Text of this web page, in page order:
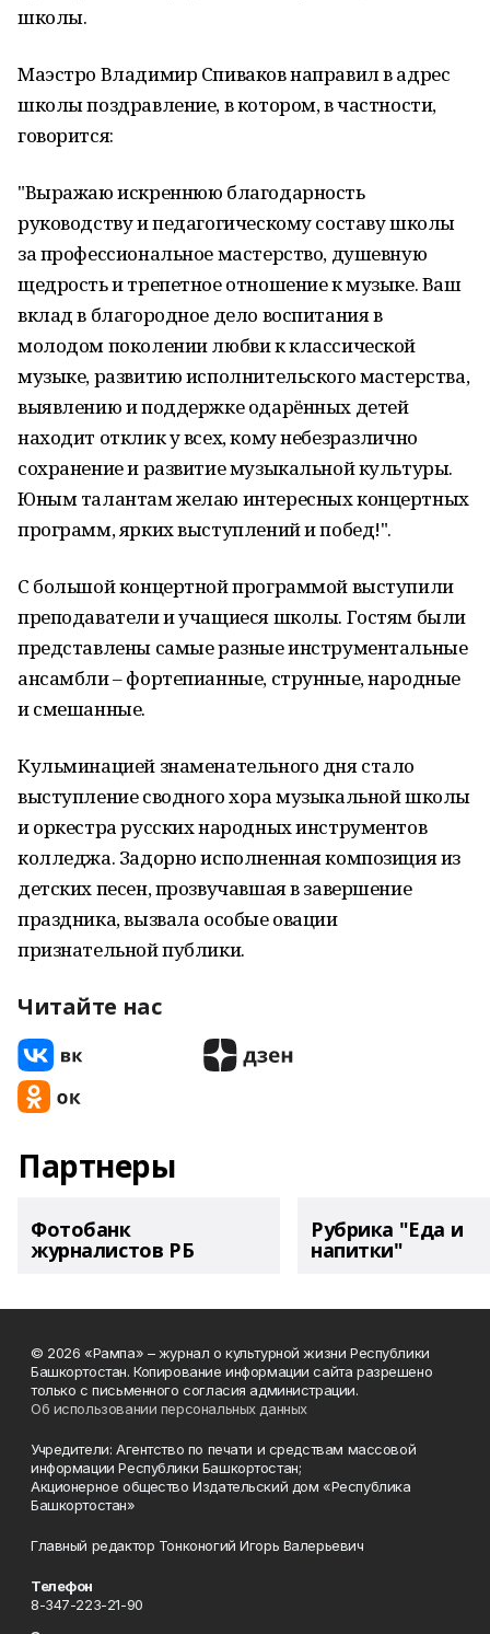
школы.
Маэстро Владимир Спиваков направил в адрес
школы поздравление, в котором, в частности,
говорится:
"Выражаю искреннюю благодарность
руководству и педагогическому составу школы
за профессиональное мастерство, душевную
щедрость и трепетное отношение к музыке. Ваш
вклад в благородное дело воспитания в
молодом поколении любви к классической
музыке, развитию исполнительского мастерства,
выявлению и поддержке одарённых детей
находит отклик у всех, кому небезразлично
сохранение и развитие музыкальной культуры.
Юным талантам желаю интересных концертных
программ, ярких выступлений и побед!".
С большой концертной программой выступили
преподаватели и учащиеся школы. Гостям были
представлены самые разные инструментальные
ансамбли – фортепианные, струнные, народные
и смешанные.
Кульминацией знаменательного дня стало
выступление сводного хора музыкальной школы
и оркестра русских народных инструментов
колледжа. Задорно исполненная композиция из
детских песен, прозвучавшая в завершение
праздника, вызвала особые овации
признательной публики.
Читайте нас
Партнеры
Фотобанк
журналистов РБ
Рубрика "Еда и
напитки"
© 2026 «Рампа» – журнал о культурной жизни Республики
Башкортостан. Копирование информации сайта разрешено
только с письменного согласия администрации.
Об использовании персональных данных
Учредители: Агентство по печати и средствам массовой
информации Республики Башкортостан;
Акционерное общество Издательский дом «Республика
Башкортостан»
Главный редактор Тонконогий Игорь Валерьевич
Телефон
8-347-223-21-90